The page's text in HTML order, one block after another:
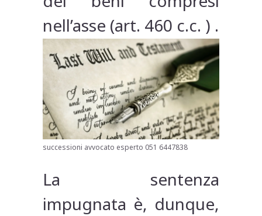
nell’asse (art. 460 c.c. ) .
successioni avvocato esperto 051 6447838
La sentenza
impugnata è, dunque,